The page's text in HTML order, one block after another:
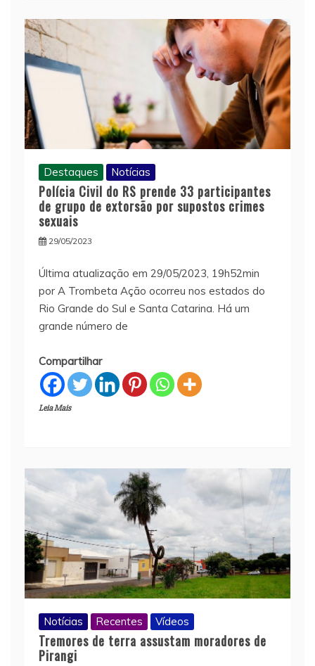
Destaques Notícias
Polícia Civil do RS prende 33 participantes
de grupo de extorsão por supostos crimes
sexuais
29/05/2023
Última atualização em 29/05/2023, 19h52min
por A Trombeta Ação ocorreu nos estados do
Rio Grande do Sul e Santa Catarina. Há um
grande número de
Compartilhar
Leia Mais
Notícias Recentes Vídeos
Tremores de terra assustam moradores de
Pirangi